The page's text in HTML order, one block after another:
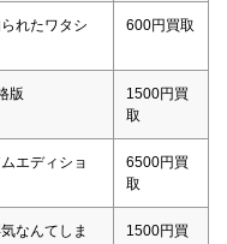
れたワタシ
600円買取
版
1500円買
取
エディショ
6500円買
取
なんてしま
1500円買